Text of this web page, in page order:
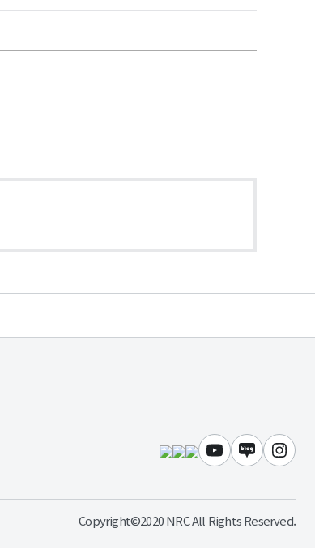
유튜브블로그인스
Copyright©2020 NRC All Rights Reserved.